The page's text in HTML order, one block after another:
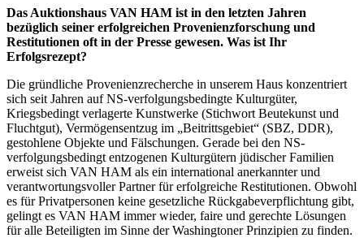
Das Auktionshaus VAN HAM ist in den letzten Jahren
bezüglich seiner erfolgreichen Provenienzforschung und
Restitutionen oft in der Presse gewesen. Was ist Ihr
Erfolgsrezept?
Die gründliche Provenienzrecherche in unserem Haus konzentriert
sich seit Jahren auf NS-verfolgungsbedingte Kulturgüter,
Kriegsbedingt verlagerte Kunstwerke (Stichwort Beutekunst und
Fluchtgut), Vermögensentzug im „Beitrittsgebiet“ (SBZ, DDR),
gestohlene Objekte und Fälschungen. Gerade bei den NS-
verfolgungsbedingt entzogenen Kulturgütern jüdischer Familien
erweist sich VAN HAM als ein international anerkannter und
verantwortungsvoller Partner für erfolgreiche Restitutionen. Obwohl
es für Privatpersonen keine gesetzliche Rückgabeverpflichtung gibt,
gelingt es VAN HAM immer wieder, faire und gerechte Lösungen
für alle Beteiligten im Sinne der Washingtoner Prinzipien zu finden.